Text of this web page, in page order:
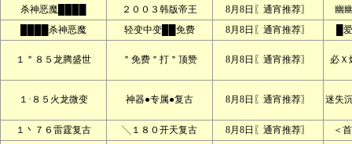
杀神恶魔████
２００３韩版帝王 8月8日〖通宵推荐〗
幽
████杀神恶魔
轻变中变██免费 8月8日〖通宵推荐〗 █
１＂８５龙腾盛世 ＂免费＂打＂顶赞 8月8日〖通宵推荐〗 必Ｘ
１·８５火龙微变 神器●专属●复古 8月8日〖通宵推荐〗 迷失
１丶７６雷霆复古 ╲１８０开天复古 8月8日〖通宵推荐〗
＜